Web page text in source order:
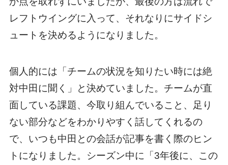
レフトウイングに入って、それなりにサイドシ
ュートを決めるようになりました。
個人的には「チームの状況を知りたい時には絶
対中田に聞く」と決めていました。チームが直
面している課題、今取り組んでいること、足り
ない部分などをわかりやすく話してくれるの
で、いつも中田との会話が記事を書く際のヒン
トになりました。シーズン中に「3年後に、この